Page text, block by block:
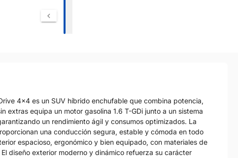
4x4 es un SUV híbrido enchufable que combina potencia,
extras equipa un motor gasolina 1.6 T-GDi junto a un sistema
un rendimiento ágil y consumos optimizados. La
una conducción segura, estable y cómoda en todo
espacioso, ergonómico y bien equipado, con materiales de
diseño exterior moderno y dinámico refuerza su carácter